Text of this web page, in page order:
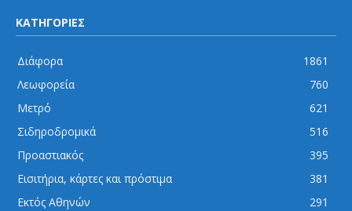
ΚΑΤΗΓΟΡΙΕΣ
Διάφορα
1861
Λεωφορεία
760
Μετρό
621
Σιδηροδρομικά
516
Προαστιακός
395
Εισιτήρια, κάρτες και πρόστιμα
381
Εκτός Αθηνών
291